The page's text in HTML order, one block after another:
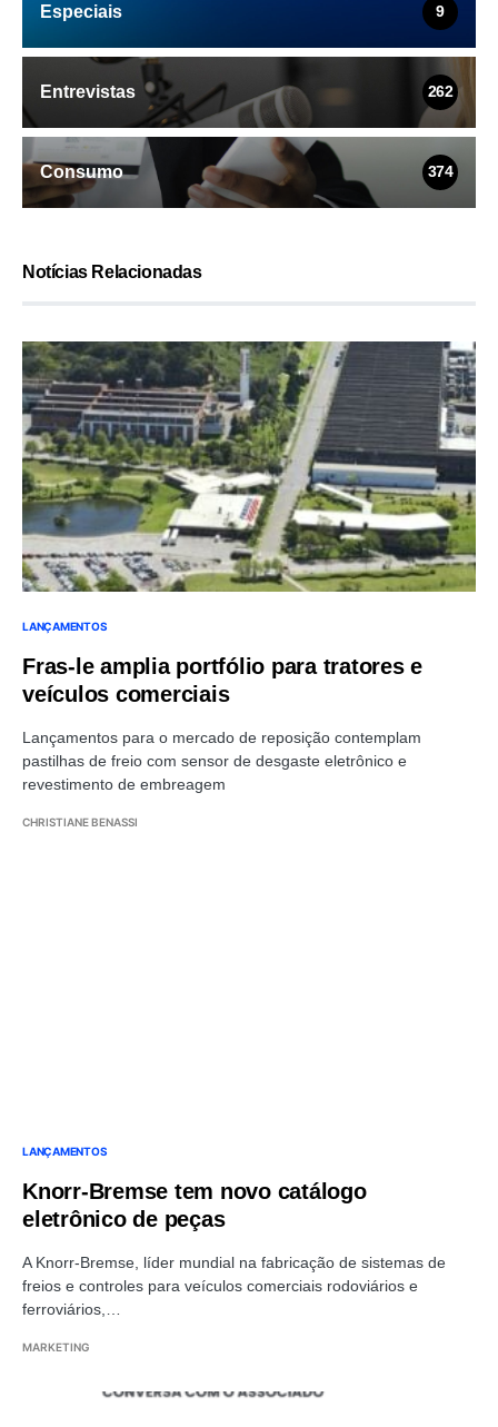
Especiais 9
Entrevistas 262
Consumo 374
Notícias Relacionadas
LANÇAMENTOS
Fras-le amplia portfólio para tratores e
veículos comerciais
Lançamentos para o mercado de reposição contemplam
pastilhas de freio com sensor de desgaste eletrônico e
revestimento de embreagem
CHRISTIANE BENASSI
LANÇAMENTOS
Knorr-Bremse tem novo catálogo
eletrônico de peças
A Knorr-Bremse, líder mundial na fabricação de sistemas de
freios e controles para veículos comerciais rodoviários e
ferroviários,…
MARKETING